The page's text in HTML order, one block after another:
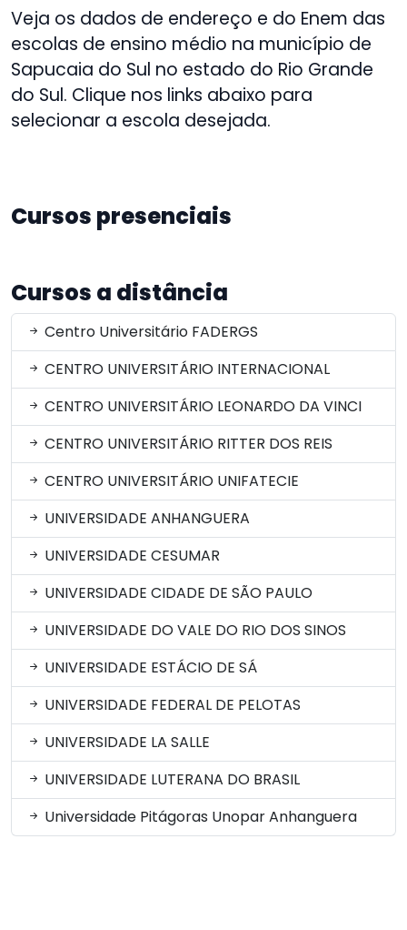
Veja os dados de endereço e do Enem das
escolas de ensino médio na município de
Sapucaia do Sul no estado do Rio Grande
do Sul. Clique nos links abaixo para
selecionar a escola desejada.
Cursos presenciais
Cursos a distância
Centro Universitário FADERGS
CENTRO UNIVERSITÁRIO INTERNACIONAL
CENTRO UNIVERSITÁRIO LEONARDO DA VINCI
CENTRO UNIVERSITÁRIO RITTER DOS REIS
CENTRO UNIVERSITÁRIO UNIFATECIE
UNIVERSIDADE ANHANGUERA
UNIVERSIDADE CESUMAR
UNIVERSIDADE CIDADE DE SÃO PAULO
UNIVERSIDADE DO VALE DO RIO DOS SINOS
UNIVERSIDADE ESTÁCIO DE SÁ
UNIVERSIDADE FEDERAL DE PELOTAS
UNIVERSIDADE LA SALLE
UNIVERSIDADE LUTERANA DO BRASIL
Universidade Pitágoras Unopar Anhanguera